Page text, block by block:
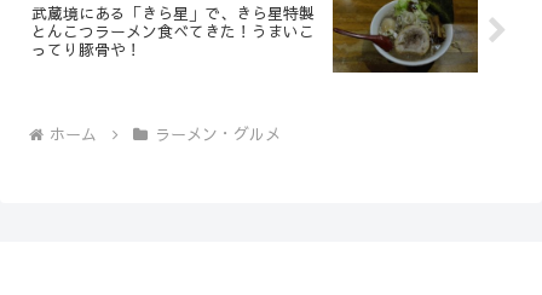
武蔵境にある「きら星」で、きら星特製
とんこつラーメン食べてきた！うまいこ
ってり豚骨や！
ホーム ラーメン・グルメ